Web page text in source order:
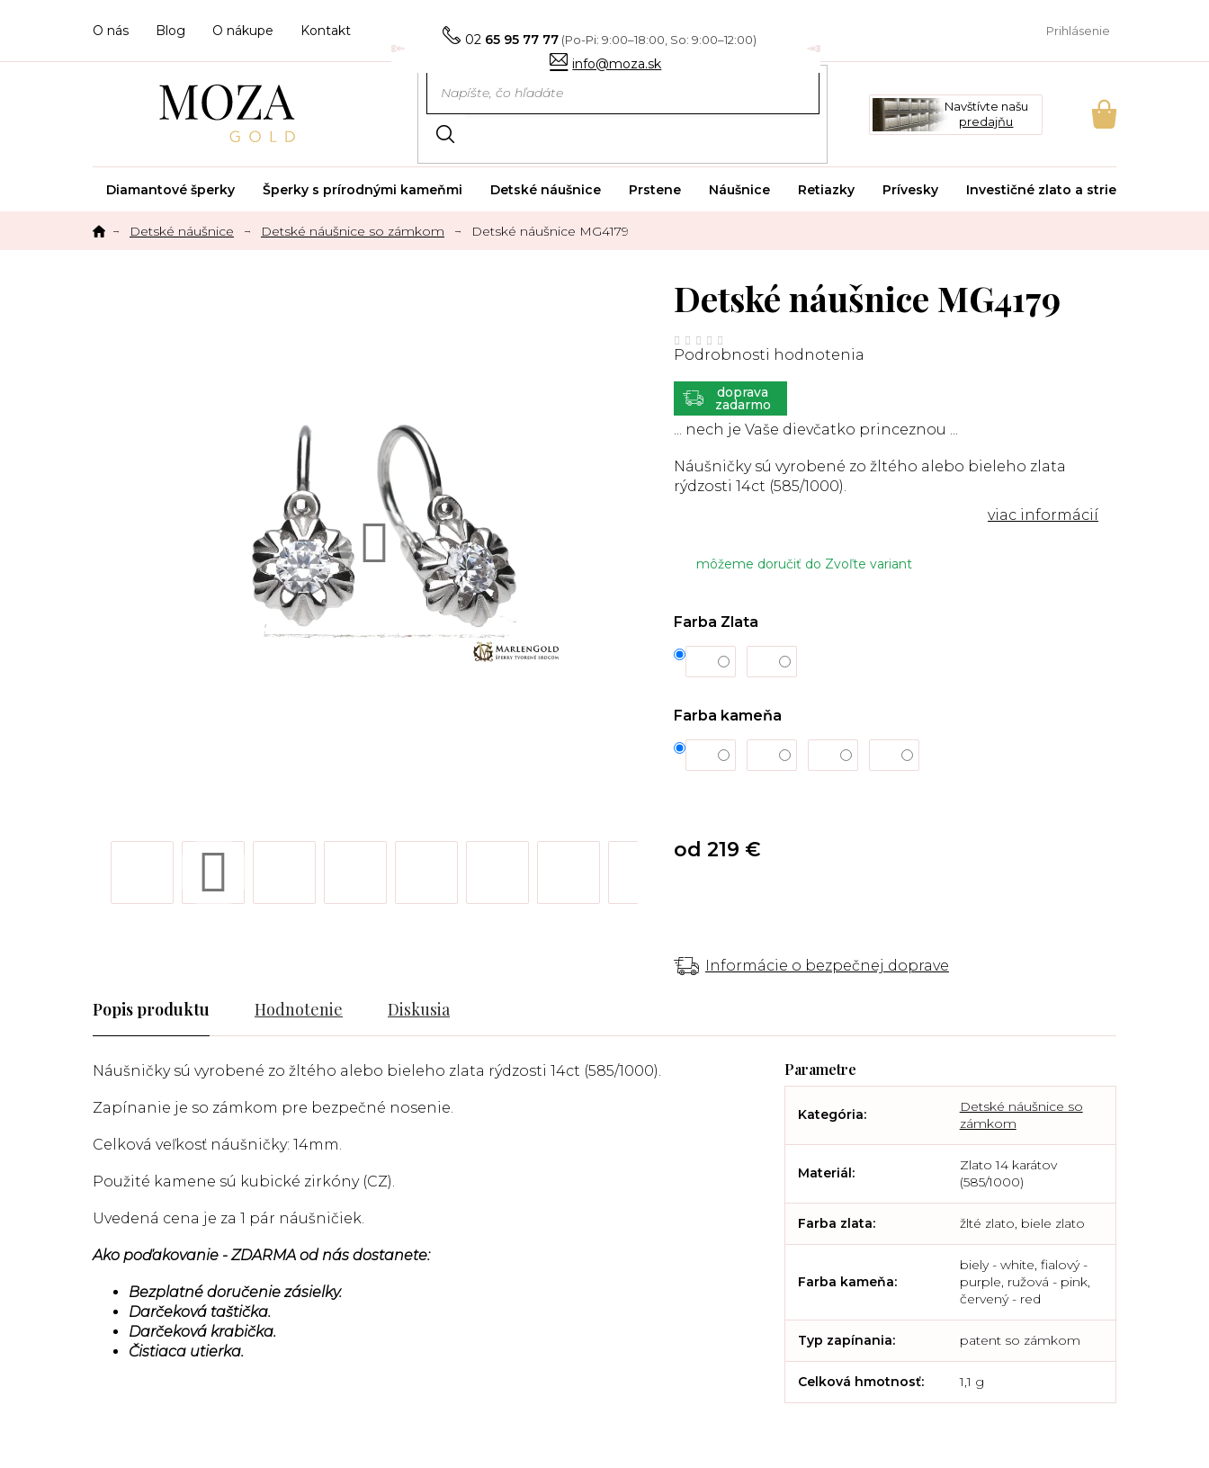
02 65 95 77 77
info@moza.sk
O nás Blog O nákupe Kontakt Prihlásenie
Navštívte našu
predajňu
NÁKUPNÝ
Diamantové šperky Šperky s prírodnými kameňmi Detské náušnice Prstene Náušnice Retiazky Prívesky Investičné zlato a striebro
Detské náušnice Detské náušnice so zámkom Detské náušnice MG4179
môžeme doručiť do Zvoľte variant
Farba Zlata
Farba kameňa
... nech je Vaše dievčatko princeznou ...
Náušničky sú vyrobené zo žltého alebo bieleho zlata
rýdzosti 14ct (585/1000).
Informácie o bezpečnej doprave
Detské náušnice MG4179
Priemerné
hodnotenie
produktu
0,0
hviezdičiek.
Podrobnosti hodnotenia
ZADARMO
od 219 €
Popis Hodnotenie Diskusia
Náušničky sú vyrobené zo žltého alebo bieleho zlata rýdzosti 14ct (585/1000).
Zapínanie je so zámkom pre bezpečné nosenie.
Celková veľkosť náušničky: 14mm.
Použité kamene sú kubické zirkóny (CZ).
Uvedená cena je za 1 pár náušničiek.
Ako poďakovanie - ZDARMA od nás dostanete:
Bezplatné doručenie zásielky.
Darčeková taštička.
Darčeková krabička.
Čistiaca utierka.
Kategória:
Detské náušnice so
zámkom
Materiál:
Zlato 14 karátov
(585/1000)
Farba zlata: žlté zlato, biele zlato
Farba kameňa:
biely - white, fialový -
purple, ružová - pink,
červený - red
Typ zapínania: patent so zámkom
Celková hmotnosť: 1,1 g